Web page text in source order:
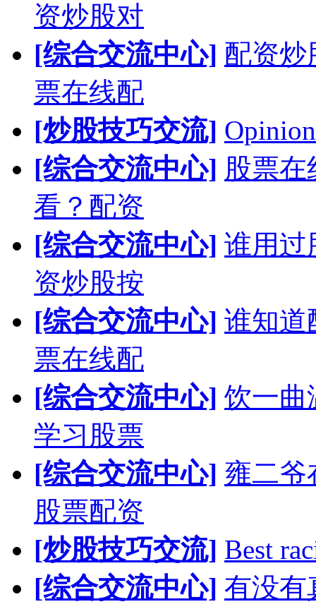
资炒股对
[综合交流中心] 配资炒
票在线配
[炒股技巧交流]
[综合交流中心] 股票
看？配资
[综合交流中心] 谁用过
资炒股按
[综合交流中心] 谁知道
票在线配
[综合交流中心] 饮一曲
学习股票
[综合交流中心] 雍二爷
股票配资
[炒股技巧交流] Best
[综合交流中心] 有没有